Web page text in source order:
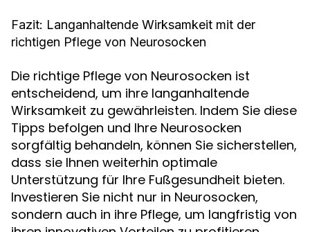
Fazit: Langanhaltende Wirksamkeit mit der
richtigen Pflege von Neurosocken
Die richtige Pflege von Neurosocken ist
entscheidend, um ihre langanhaltende
Wirksamkeit zu gewährleisten. Indem Sie diese
Tipps befolgen und Ihre Neurosocken
sorgfältig behandeln, können Sie sicherstellen,
dass sie Ihnen weiterhin optimale
Unterstützung für Ihre Fußgesundheit bieten.
Investieren Sie nicht nur in Neurosocken,
sondern auch in ihre Pflege, um langfristig von